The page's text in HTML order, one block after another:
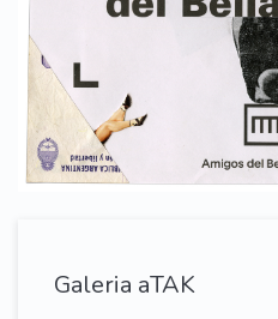
Galeria aTAK